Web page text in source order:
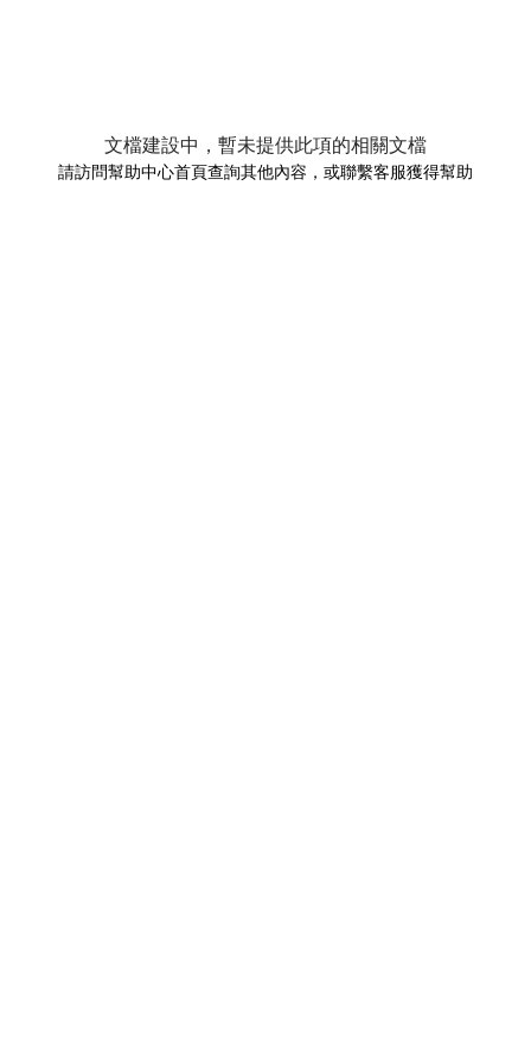
文檔建設中，暫未提供此項的相關文檔
請訪問幫助中心首頁查詢其他內容，或聯繫客服獲得幫助